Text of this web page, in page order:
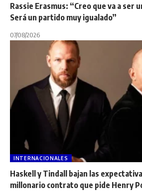
Rassie Erasmus: “Creo que va a ser
Será un partido muy igualado”
07/08/2026
INTERNACIONALES
Haskell y Tindall bajan las
millonario contrato que pide Henry